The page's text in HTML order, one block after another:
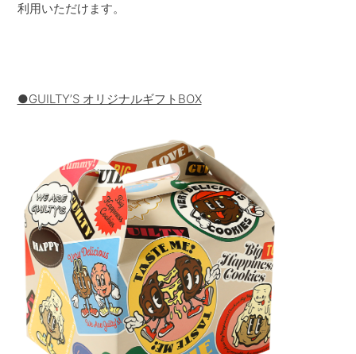
利用いただけます。
●GUILTYʼS オリジナルギフトBOX